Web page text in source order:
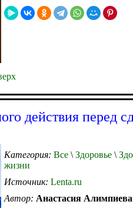
действия перед
Категория: Все \ Здоровье \
жизни
Источник: Lenta.ru
Автор: Анастасия Алимпиева